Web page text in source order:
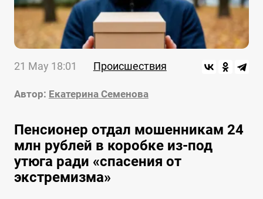
21 May 18:01 Происшествия
Автор: Екатерина Семенова
Пенсионер отдал мошенникам 24
млн рублей в коробке из-под
утюга ради «спасения от
экстремизма»